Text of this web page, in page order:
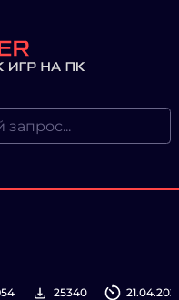
25340